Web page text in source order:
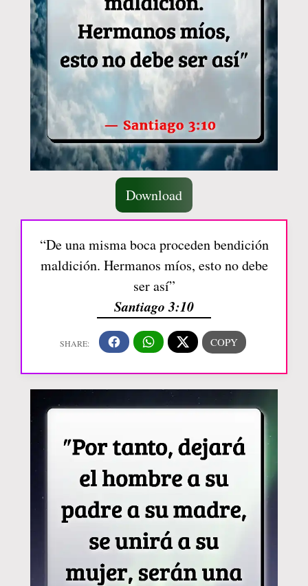
Download
“De una misma boca proceden bendición
maldición. Hermanos míos, esto no debe
ser así”
Santiago 3:10